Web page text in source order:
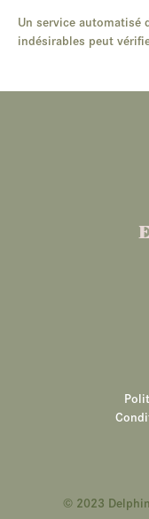
Un service automatisé
indésirables peut
© 2023